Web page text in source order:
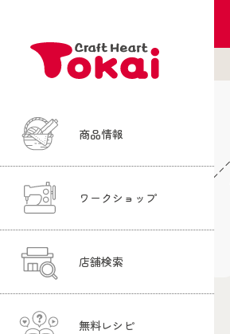
商品情報
ワークショップ
店舗検索
無料レシピ